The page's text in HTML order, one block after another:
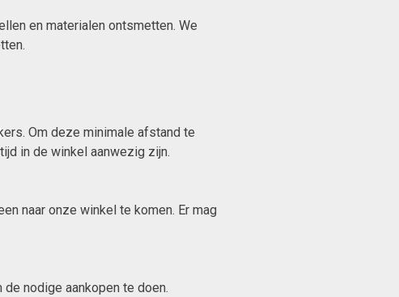
en materialen ontsmetten. We
Om deze minimale afstand te
in de winkel aanwezig zijn.
naar onze winkel te komen. Er mag
nodige aankopen te doen.